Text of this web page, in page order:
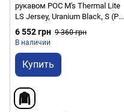
рукавом POC M's Thermal Lite
LS Jersey, Uranium Black, S (PC
523361002SML1)
6 552 грн 9 360 грн
В наличии
Купить